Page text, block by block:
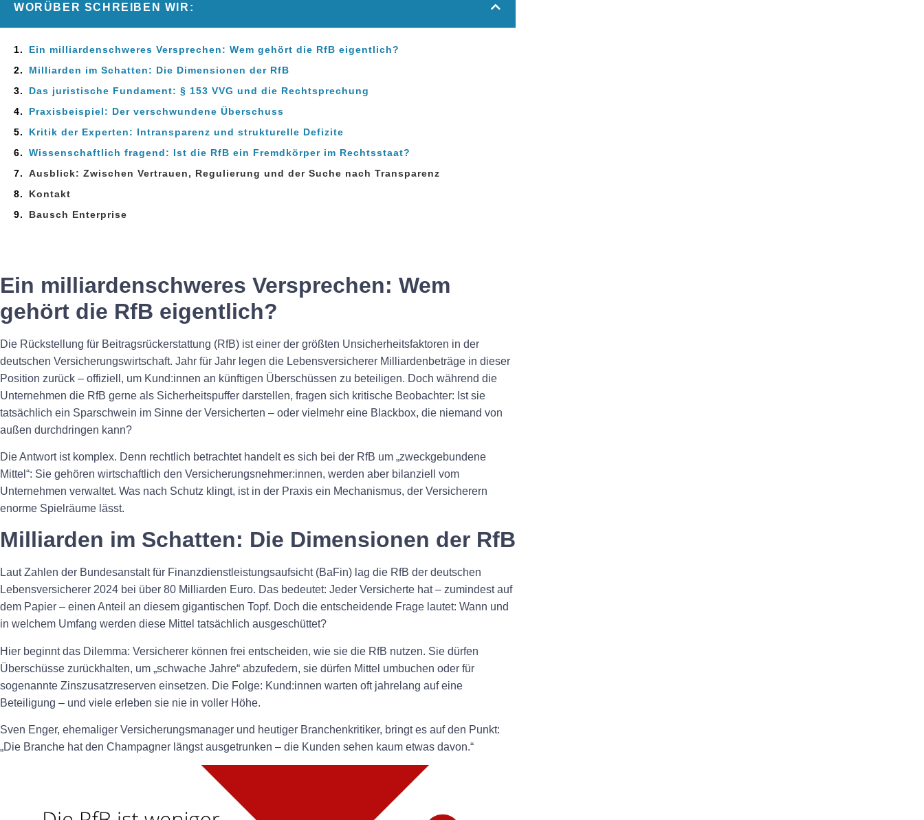
WORÜBER SCHREIBEN WIR:
Ein milliardenschweres Versprechen: Wem gehört die RfB eigentlich?
Milliarden im Schatten: Die Dimensionen der RfB
Das juristische Fundament: § 153 VVG und die Rechtsprechung
Praxisbeispiel: Der verschwundene Überschuss
Kritik der Experten: Intransparenz und strukturelle Defizite
Wissenschaftlich fragend: Ist die RfB ein Fremdkörper im Rechtsstaat?
Ausblick: Zwischen Vertrauen, Regulierung und der Suche nach Transparenz
Kontakt
Bausch Enterprise
Ein milliardenschweres Versprechen: Wem
gehört die RfB eigentlich?
Die Rückstellung für Beitragsrückerstattung (RfB) ist einer der größten Unsicherheitsfaktoren in der
deutschen Versicherungswirtschaft. Jahr für Jahr legen die Lebensversicherer Milliardenbeträge in dieser
Position zurück – offiziell, um Kund:innen an künftigen Überschüssen zu beteiligen. Doch während die
Unternehmen die RfB gerne als Sicherheitspuffer darstellen, fragen sich kritische Beobachter: Ist sie
tatsächlich ein Sparschwein im Sinne der Versicherten – oder vielmehr eine Blackbox, die niemand von
außen durchdringen kann?
Die Antwort ist komplex. Denn rechtlich betrachtet handelt es sich bei der RfB um „zweckgebundene
Mittel“: Sie gehören wirtschaftlich den Versicherungsnehmer:innen, werden aber bilanziell vom
Unternehmen verwaltet. Was nach Schutz klingt, ist in der Praxis ein Mechanismus, der Versicherern
enorme Spielräume lässt.
Milliarden im Schatten: Die Dimensionen der RfB
Laut Zahlen der Bundesanstalt für Finanzdienstleistungsaufsicht (BaFin) lag die RfB der deutschen
Lebensversicherer 2024 bei über 80 Milliarden Euro. Das bedeutet: Jeder Versicherte hat – zumindest auf
dem Papier – einen Anteil an diesem gigantischen Topf. Doch die entscheidende Frage lautet: Wann und
in welchem Umfang werden diese Mittel tatsächlich ausgeschüttet?
Hier beginnt das Dilemma: Versicherer können frei entscheiden, wie sie die RfB nutzen. Sie dürfen
Überschüsse zurückhalten, um „schwache Jahre“ abzufedern, sie dürfen Mittel umbuchen oder für
sogenannte Zinszusatzreserven einsetzen. Die Folge: Kund:innen warten oft jahrelang auf eine
Beteiligung – und viele erleben sie nie in voller Höhe.
Sven Enger, ehemaliger Versicherungsmanager und heutiger Branchenkritiker, bringt es auf den Punkt:
„Die Branche hat den Champagner längst ausgetrunken – die Kunden sehen kaum etwas davon.“